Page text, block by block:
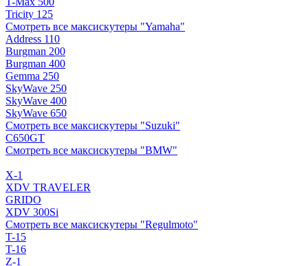
Tricity 125
Смотреть все максискутеры "Yamaha"
Address 110
Burgman 200
Burgman 400
Gemma 250
SkyWave 250
SkyWave 400
SkyWave 650
Смотреть все максискутеры "Suzuki"
C650GT
Смотреть все максискутеры "BMW"
X-1
XDV TRAVELER
GRIDO
XDV 300Si
Смотреть все максискутеры "Regulmoto"
T-15
T-16
Z-1